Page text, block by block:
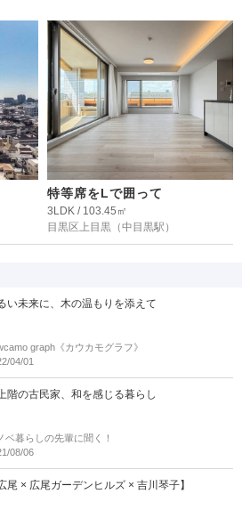
特等席をLで囲って
3LDK / 103.45㎡
目黒区上目黒 （中目黒駅）
い未来に、木の温もりを添えて
graph《カウカモグラフ》
04/01
階の古民家、和を感じる暮らし
ベ暮らしの先輩に聞く！
08/06
広尾 × 広尾ガーデンヒルズ × 吉川琴子】